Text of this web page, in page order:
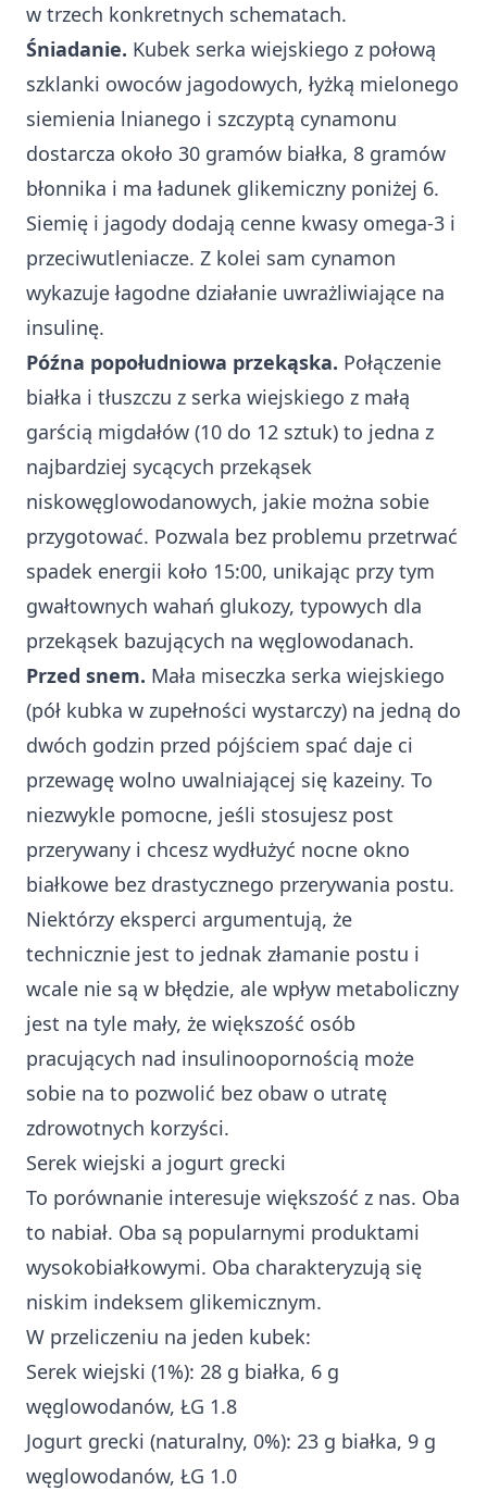
w trzech konkretnych schematach.
Śniadanie. Kubek serka wiejskiego z połową
szklanki owoców jagodowych, łyżką mielonego
siemienia lnianego i szczyptą cynamonu
dostarcza około 30 gramów białka, 8 gramów
błonnika i ma ładunek glikemiczny poniżej 6.
Siemię i jagody dodają cenne kwasy omega-3 i
przeciwutleniacze. Z kolei sam cynamon
wykazuje łagodne działanie uwrażliwiające na
insulinę.
Późna popołudniowa przekąska. Połączenie
białka i tłuszczu z serka wiejskiego z małą
garścią migdałów (10 do 12 sztuk) to jedna z
najbardziej sycących przekąsek
niskowęglowodanowych, jakie można sobie
przygotować. Pozwala bez problemu przetrwać
spadek energii koło 15:00, unikając przy tym
gwałtownych wahań glukozy, typowych dla
przekąsek bazujących na węglowodanach.
Przed snem. Mała miseczka serka wiejskiego
(pół kubka w zupełności wystarczy) na jedną do
dwóch godzin przed pójściem spać daje ci
przewagę wolno uwalniającej się kazeiny. To
niezwykle pomocne, jeśli stosujesz post
przerywany i chcesz wydłużyć nocne okno
białkowe bez drastycznego przerywania postu.
Niektórzy eksperci argumentują, że
technicznie jest to jednak złamanie postu i
wcale nie są w błędzie, ale wpływ metaboliczny
jest na tyle mały, że większość osób
pracujących nad insulinoopornością może
sobie na to pozwolić bez obaw o utratę
zdrowotnych korzyści.
Serek wiejski a jogurt grecki
To porównanie interesuje większość z nas. Oba
to nabiał. Oba są popularnymi produktami
wysokobiałkowymi. Oba charakteryzują się
niskim indeksem glikemicznym.
W przeliczeniu na jeden kubek:
Serek wiejski (1%): 28 g białka, 6 g
węglowodanów, ŁG 1.8
Jogurt grecki (naturalny, 0%): 23 g białka, 9 g
węglowodanów, ŁG 1.0